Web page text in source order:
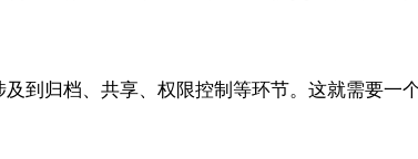
到归档、共享、权限控制等环节。这就需要一